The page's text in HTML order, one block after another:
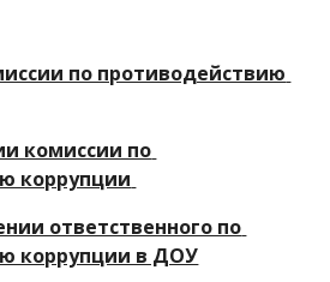
по противодействию
комиссии по
коррупции
ответственного по
коррупции в ДОУ